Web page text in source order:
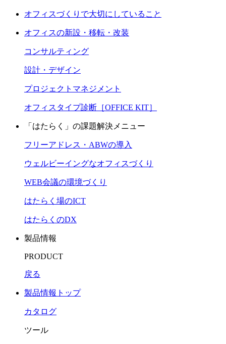
オフィスづくりで大切にしていること
オフィスの新設・移転・改装
コンサルティング
設計・デザイン
プロジェクトマネジメント
オフィスタイプ診断［OFFICE KIT］
「はたらく」の課題解決メニュー
フリーアドレス・ABWの導入
ウェルビーイングなオフィスづくり
WEB会議の環境づくり
はたらく場のICT
はたらくのDX
製品情報
PRODUCT
戻る
製品情報トップ
カタログ
ツール